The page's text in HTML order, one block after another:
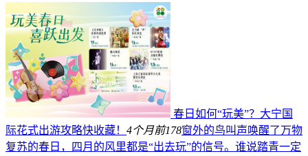
春日如何“玩美”？大宁国
际花式出游攻略快收藏！ 4个月前178窗外的鸟叫声唤醒了万物
复苏的春日，四月的风里都是“出去玩”的信号。谁说踏青一定